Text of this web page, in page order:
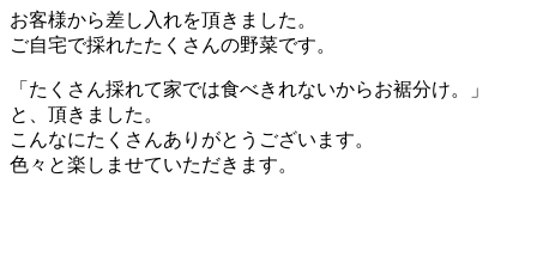
お客様から差し入れを頂きました。
ご自宅で採れたたくさんの野菜です。
「たくさん採れて家では食べきれないからお裾分け。」
と、頂きました。
こんなにたくさんありがとうございます。
色々と楽しませていただきます。